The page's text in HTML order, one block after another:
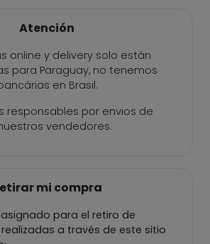
Atención
online y delivery solo están
para Paraguay, no tenemos
en Brasil.
responsables por envios de
vendedores.
mi compra
asignado para el retiro de
a través de este sitio